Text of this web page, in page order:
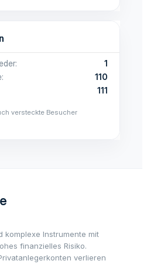
1
110
111
versteckte Besucher
komplexe Instrumente mit
finanzielles Risiko.
verlieren